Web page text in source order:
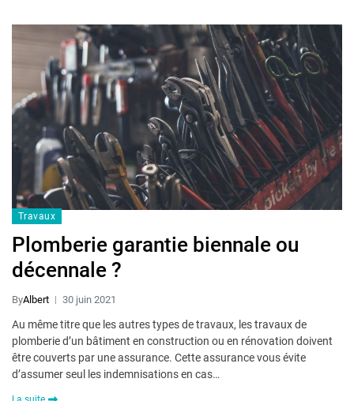
Travaux
Plomberie garantie biennale ou
décennale ?
ByAlbert 30 juin 2021
Au même titre que les autres types de travaux, les travaux de
plomberie d’un bâtiment en construction ou en rénovation doivent
être couverts par une assurance. Cette assurance vous évite
d’assumer seul les indemnisations en cas…